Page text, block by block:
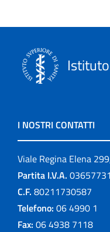
I NOSTRI CONTATTI
Viale Regina Elena
Partita I.V.A.
C.F. 80211730587
Telefono: 06 4990 1
Fax: 06 4938 7118